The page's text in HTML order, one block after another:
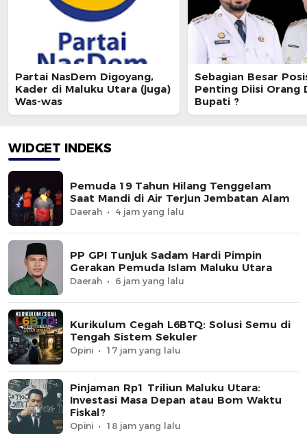
Partai NasDem Digoyang,
Kader di Maluku Utara (juga)
Was-was
Sebagian Besar
Penting Diisi Orang
Bupati ?
WIDGET INDEKS
Pemuda 19 Tahun Hilang Tenggelam
Saat Mandi di Air Terjun Jembatan Alam
Daerah 4 jam yang lalu
PP GPI Tunjuk Sadam Hardi Pimpin
Gerakan Pemuda Islam Maluku Utara
Daerah 6 jam yang lalu
Kurikulum Cegah L6BTQ: Solusi Semu di
Tengah Sistem Sekuler
Opini 17 jam yang lalu
Pinjaman Rp1 Triliun Maluku Utara:
Investasi Masa Depan atau Bom Waktu
Fiskal?
Opini 18 jam yang lalu